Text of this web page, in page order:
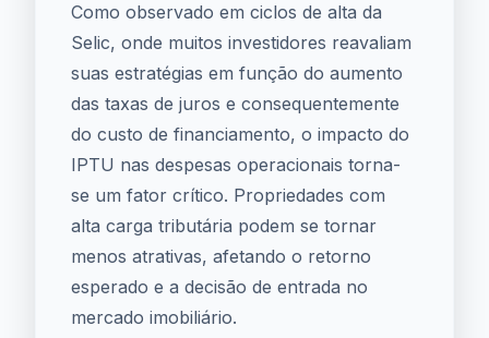
Como observado em ciclos de alta da
Selic, onde muitos investidores reavaliam
suas estratégias em função do aumento
das taxas de juros e consequentemente
do custo de financiamento, o impacto do
IPTU nas despesas operacionais torna-
se um fator crítico. Propriedades com
alta carga tributária podem se tornar
menos atrativas, afetando o retorno
esperado e a decisão de entrada no
mercado imobiliário.